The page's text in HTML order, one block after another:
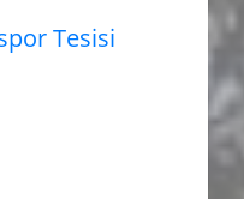
Tesisi